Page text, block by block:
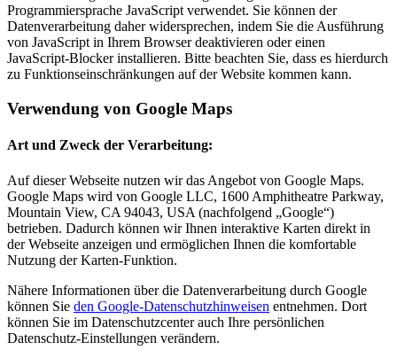
Programmiersprache JavaScript verwendet. Sie können der
Datenverarbeitung daher widersprechen, indem Sie die Ausführung
von JavaScript in Ihrem Browser deaktivieren oder einen
JavaScript-Blocker installieren. Bitte beachten Sie, dass es hierdurch
zu Funktionseinschränkungen auf der Website kommen kann.
Verwendung von Google Maps
Art und Zweck der Verarbeitung:
Auf dieser Webseite nutzen wir das Angebot von Google Maps.
Google Maps wird von Google LLC, 1600 Amphitheatre Parkway,
Mountain View, CA 94043, USA (nachfolgend „Google“)
betrieben. Dadurch können wir Ihnen interaktive Karten direkt in
der Webseite anzeigen und ermöglichen Ihnen die komfortable
Nutzung der Karten-Funktion.
Nähere Informationen über die Datenverarbeitung durch Google
können Sie den Google-Datenschutzhinweisen entnehmen. Dort
können Sie im Datenschutzcenter auch Ihre persönlichen
Datenschutz-Einstellungen verändern.